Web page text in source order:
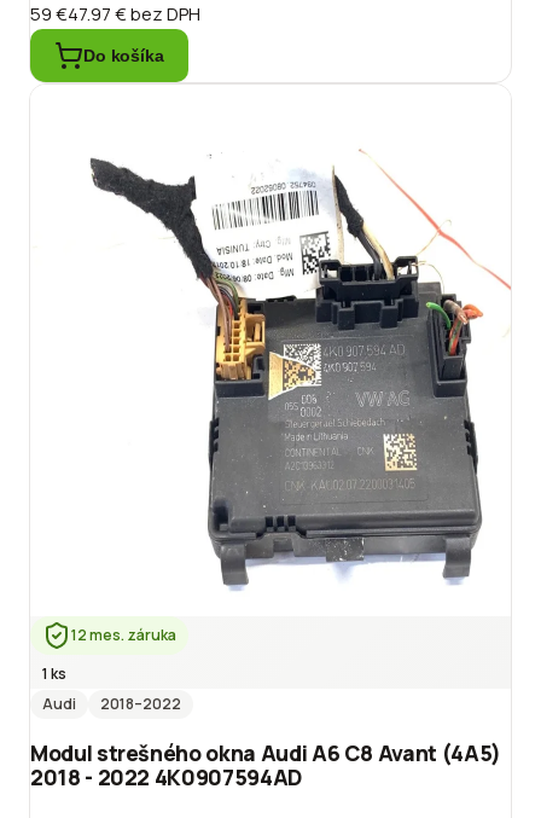
59 €47.97 €bez DPH
Do košíka
12 mes. záruka
1 ks
Audi
2018–2022
Modul strešného okna Audi A6 C8 Avant (4A5)
2018 - 2022 4K0907594AD